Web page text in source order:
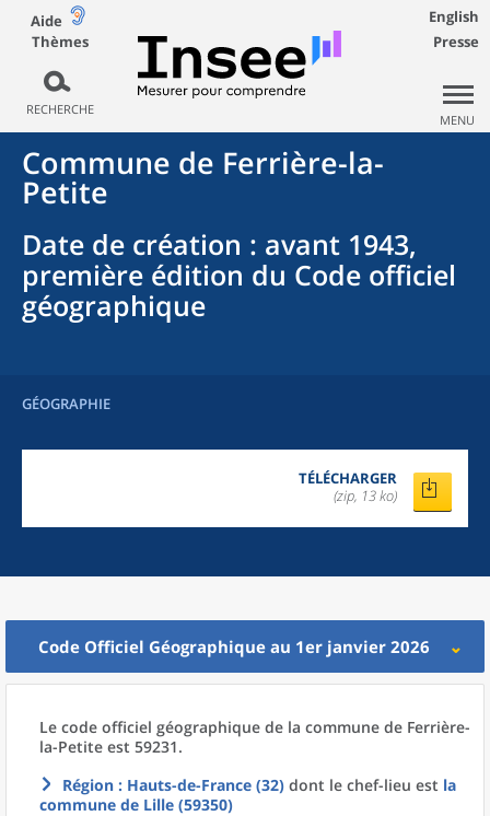
Aide
Thèmes
RECHERCHE
English
Presse
MENU
Commune de Ferrière-la-
Petite
Date de création : avant 1943,
première édition du Code officiel
géographique
GÉOGRAPHIE
TÉLÉCHARGER
(zip, 13 ko)
Code Officiel Géographique au 1er janvier 2026
Le code officiel géographique de la commune de Ferrière-
la-Petite est 59231.
Région : Hauts-de-France (32) dont le chef-lieu est la
commune de Lille (59350)